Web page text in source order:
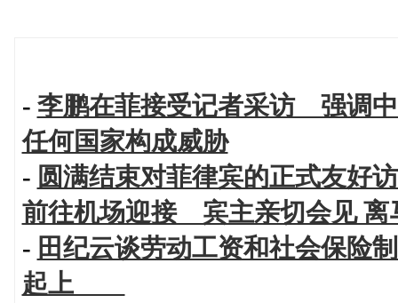
- 李鹏在菲接受记者采访 强调
任何国家构成威胁
- 圆满结束对菲律宾的正式友好
前往机场迎接 宾主亲切会见 离
- 田纪云谈劳动工资和社会保险
起上